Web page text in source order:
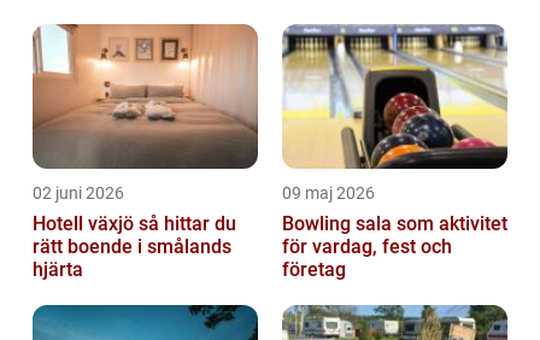
av konserter som hålls i S...
02 juni 2026
Hotell växjö så hittar du
rätt boende i smålands
hjärta
09 maj 2026
Bowling sala som aktivitet
för vardag, fest och
företag